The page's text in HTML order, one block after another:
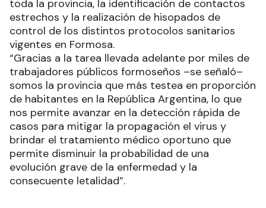
toda la provincia, la identificación de contactos
estrechos y la realización de hisopados de
control de los distintos protocolos sanitarios
vigentes en Formosa.
“Gracias a la tarea llevada adelante por miles de
trabajadores públicos formoseños –se señaló–
somos la provincia que más testea en proporción
de habitantes en la República Argentina, lo que
nos permite avanzar en la detección rápida de
casos para mitigar la propagación el virus y
brindar el tratamiento médico oportuno que
permite disminuir la probabilidad de una
evolución grave de la enfermedad y la
consecuente letalidad”.